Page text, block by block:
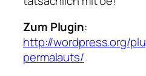
Zum Plugin:
http://wordpress.org/
permalauts/